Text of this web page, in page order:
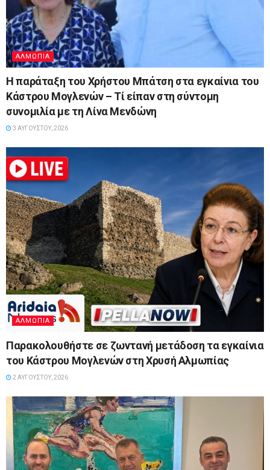
ΑΛΜΩΠΊΑ
Η παράταξη του Χρήστου Μπάτση στα εγκαίνια του
Κάστρου Μογλενών – Τί είπαν στη σύντομη
συνομιλία με τη Λίνα Μενδώνη
3 ΑΥΓΟΎΣΤΟΥ, 2026
ΑΛΜΩΠΊΑ
Παρακολουθήστε σε ζωντανή μετάδοση τα εγκαίνια
του Κάστρου Μογλενών στη Χρυσή Αλμωπίας
2 ΑΥΓΟΎΣΤΟΥ, 2026